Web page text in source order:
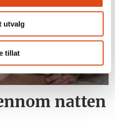
utvalg
tillat
natten